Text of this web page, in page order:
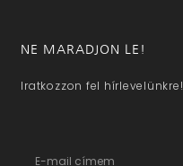
NE MARADJON LE!
Iratkozzon fel hírlevelünkre!